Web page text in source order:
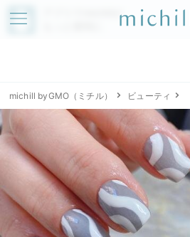
アプリでmichillが
michill byGMO（ミチル） ビューティ